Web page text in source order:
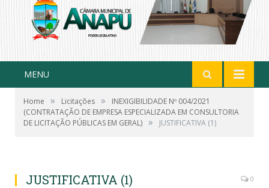
MENU
Home » Licitações »
INEXIGIBILIDADE Nº 004/2021
(CONTRATAÇÃO DE EMPRESA ESPECIALIZADA EM CONSULTORIA
DE LICITAÇÃO PÚBLICAS EM GERAL) » JUSTIFICATIVA (1)
JUSTIFICATIVA (1) 0